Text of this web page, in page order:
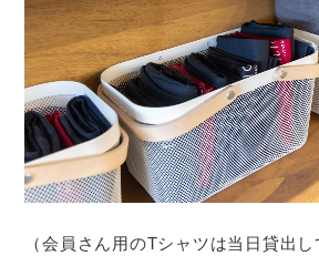
（会員さん用のTシャツは当日貸出